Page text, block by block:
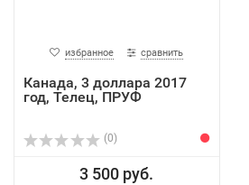
избранное сравнить
Канада, 3 доллара 2017
год, Телец, ПРУФ
(0)
3 500 руб.